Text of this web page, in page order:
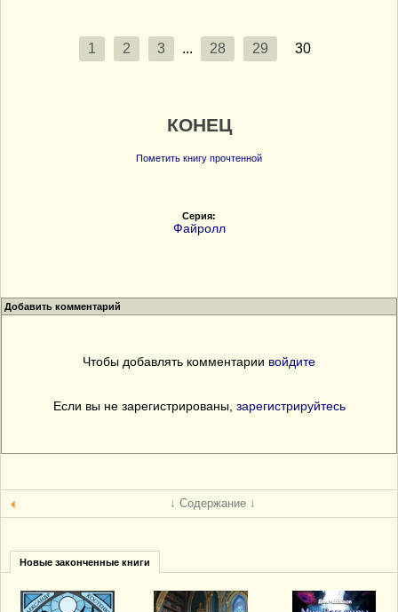
1 2 3 ... 28 29 30
КОНЕЦ
Пометить книгу прочтенной
Серия:
Файролл
Добавить комментарий
Чтобы добавлять комментарии войдите
Если вы не зарегистрированы, зарегистрируйтесь
↓ Содержание ↓
Новые законченные книги